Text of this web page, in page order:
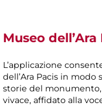
Museo dell’Ara
L’applicazione
dell’Ara Pacis in modo
storie del
vivace, affidato alla